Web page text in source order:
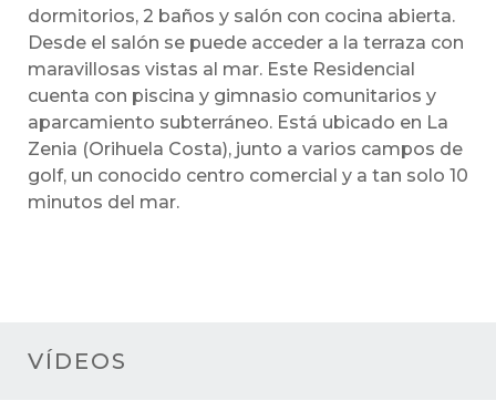
dormitorios, 2 baños y salón con cocina abierta.
Desde el salón se puede acceder a la terraza con
maravillosas vistas al mar. Este Residencial
cuenta con piscina y gimnasio comunitarios y
aparcamiento subterráneo. Está ubicado en La
Zenia (Orihuela Costa), junto a varios campos de
golf, un conocido centro comercial y a tan solo 10
minutos del mar.
VÍDEOS